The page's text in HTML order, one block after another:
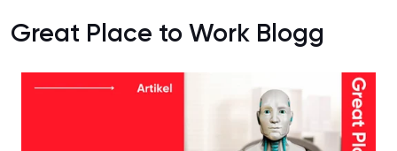
Great Place to Work Blogg